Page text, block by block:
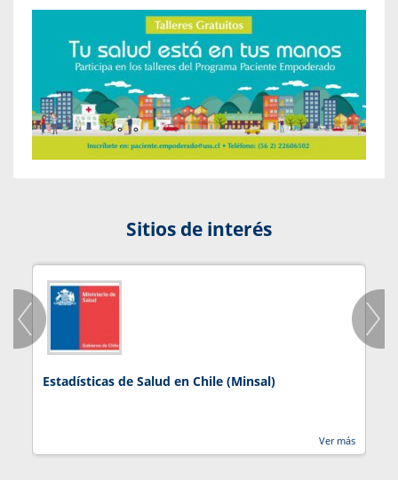
Sitios de interés
Estadísticas de Salud en Chile (Minsal)
Ver más